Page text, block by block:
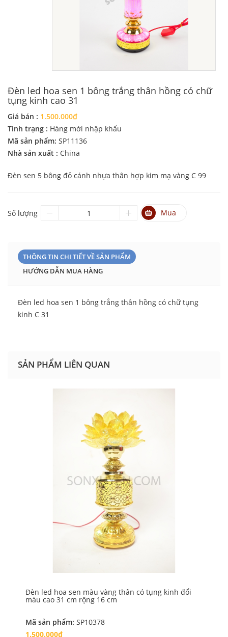
Đèn led hoa sen 1 bông trắng thân hồng có chữ
tụng kinh cao 31
Giá bán : 1.500.000₫
Tình trạng : Hàng mới nhập khẩu
Mã sản phẩm: SP11136
Nhà sản xuất : China
Đèn sen 5 bông đỏ cánh nhựa thân hợp kim mạ vàng C 99
Số lượng Mua
THÔNG TIN CHI TIẾT VỀ SẢN PHẨM
HƯỚNG DẪN MUA HÀNG
Đèn led hoa sen 1 bông trắng thân hồng có chữ tụng
kinh C 31
SẢN PHẨM LIÊN QUAN
Đèn led hoa sen màu vàng thân có tụng kinh đổi
màu cao 31 cm rộng 16 cm
Mã sản phẩm: SP10378
1.500.000₫